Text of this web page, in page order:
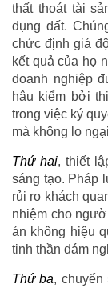
thất thoát tài
dụng đất.
chức định giá
kết quả của họ
doanh nghiệp
hậu kiểm bởi
trong việc ký
mà không lo
Thứ hai, thiết
sáng tạo. Pháp
rủi ro khách
nhiệm cho
án không hiệu
tinh thần dám
Thứ ba, chuyển